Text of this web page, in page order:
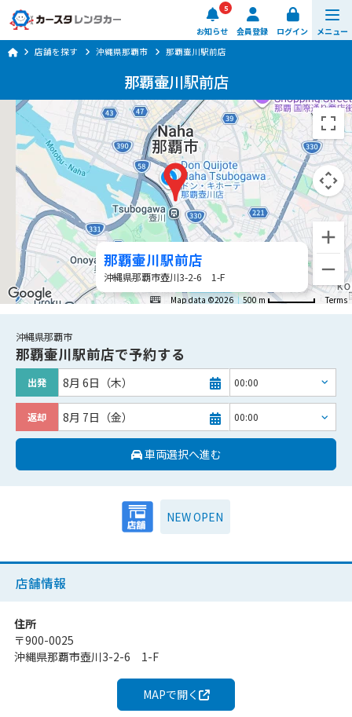
お知らせ
5
会員登録 ログイン メニュー
車種・料金
店舗を探す
ご利用ガイド
楽のりスマート
0570-064-179
店舗を探す 沖縄県那覇市 那覇壷川駅前店
那覇壷川駅前店
Map data ©2026 500 m Terms
那覇壷川駅前店
沖縄県那覇市壺川3-2-6 1-F
沖縄県那覇市
那覇壷川駅前店で予約する
出発 8月 6日（木）
返却 8月 7日（金）
車両選択へ進む
NEW OPEN
店舗情報
住所
〒900-0025
沖縄県那覇市壺川3-2-6 1-F
MAPで開く